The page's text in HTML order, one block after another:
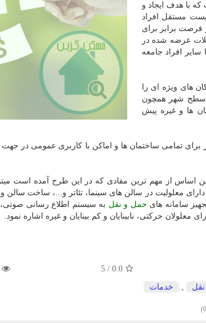
با هدف ایجاد و
مستقل افراد
برابر برای
عرضه شده در
افراد جامعه
های ویژه ای را
سطح شهر همچون
ها و غیره پیش
برای تمامی ساختمان ها و اماکن با کاربری عمومی در جهت
اساس از مهم ترین مفادی که در این طرح آمده است
معلولیت در سالن های سینما، تئاتر و...، ساخت سالن
سامانه های حمل و نقل به سیستم اطلاع رسانی
حرکتی، نابینایان و کم بینایان و غیره اشاره نمود.
0.0
/ 5
خدمات